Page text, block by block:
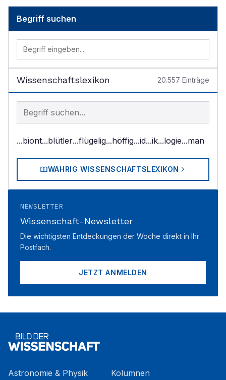
Begriff suchen
Wissenschaftslexikon 20.557 Einträge
Begriff im Lexikon suchen
...biont...blütler...flügelig...höffig...id...ik...logie...man
WAHRIG WISSENSCHAFTSLEXIKON
NEWSLETTER
Wissenschaft-Newsletter
Die wichtigsten Entdeckungen der Woche direkt in Ihr
Postfach.
JETZT ANMELDEN
Astronomie & Physik
Kolumnen